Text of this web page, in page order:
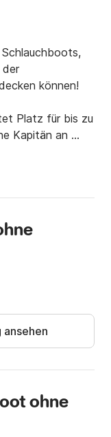
der
können!
Platz für bis zu
Kapitän an
einschließlich
vor der
zum Abspülen.
am Bug und
zu betrachten
wenn Sie
ohne